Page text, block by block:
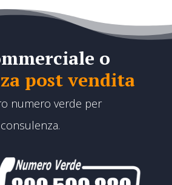
o
post vendita
numero verde per